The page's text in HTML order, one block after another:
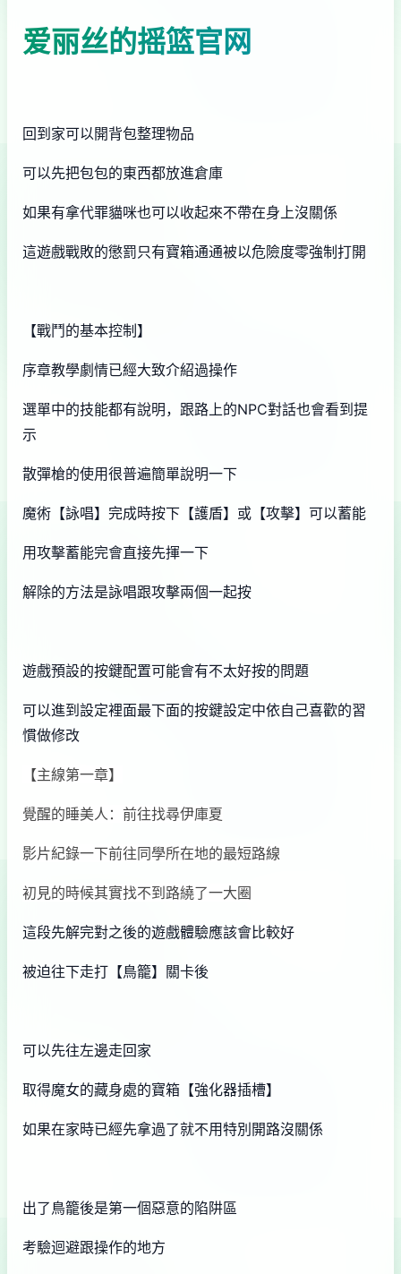
爱丽丝的摇篮官网
回到家可以開背包整理物品
可以先把包包的東西都放進倉庫
如果有拿代罪貓咪也可以收起來不帶在身上沒關係
這遊戲戰敗的懲罰只有寶箱通通被以危險度零強制打開
【戰鬥的基本控制】
序章教學劇情已經大致介紹過操作
選單中的技能都有說明，跟路上的NPC對話也會看到提
示
散彈槍的使用很普遍簡單說明一下
魔術【詠唱】完成時按下【護盾】或【攻擊】可以蓄能
用攻擊蓄能完會直接先揮一下
解除的方法是詠唱跟攻擊兩個一起按
遊戲預設的按鍵配置可能會有不太好按的問題
可以進到設定裡面最下面的按鍵設定中依自己喜歡的習
慣做修改
【主線第一章】
覺醒的睡美人：前往找尋伊庫夏
影片紀錄一下前往同學所在地的最短路線
初見的時候其實找不到路繞了一大圈
這段先解完對之後的遊戲體驗應該會比較好
被迫往下走打【鳥籠】關卡後
可以先往左邊走回家
取得魔女的藏身處的寶箱【強化器插槽】
如果在家時已經先拿過了就不用特別開路沒關係
出了鳥籠後是第一個惡意的陷阱區
考驗迴避跟操作的地方